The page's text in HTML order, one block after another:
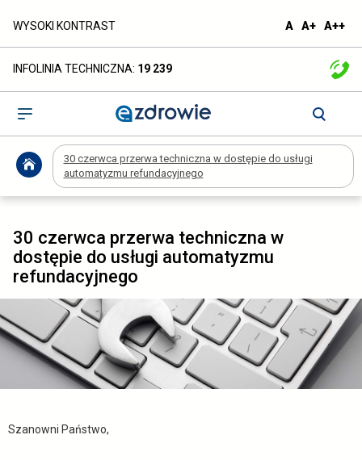
30
czerwca
przerwa
techniczna
w
dostępie
do
usługi
automatyzmu
refundacyjnego
-
ezdrowie.gov.pl
WYSOKI KONTRAST A domyślna
A+większa
A++
INFOLINIA TECHNICZNA: 19 239
Otwórz
30 czerwca przerwa techniczna w dostępie do usługi
automatyzmu refundacyjnego
30 czerwca przerwa techniczna w
dostępie do usługi automatyzmu
refundacyjnego
Szanowni Państwo,